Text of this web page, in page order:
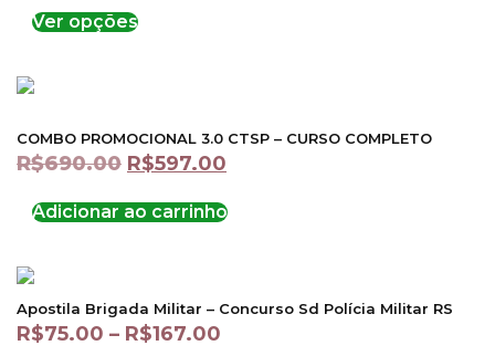
Ver opções
COMBO PROMOCIONAL 3.0 CTSP – CURSO COMPLETO
R$690.00 R$597.00
Adicionar ao carrinho
Apostila Brigada Militar – Concurso Sd Polícia Militar RS
R$75.00 – R$167.00